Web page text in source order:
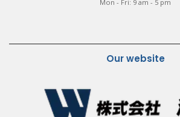
Mon - Fri: 9 am - 5 pm
Our website